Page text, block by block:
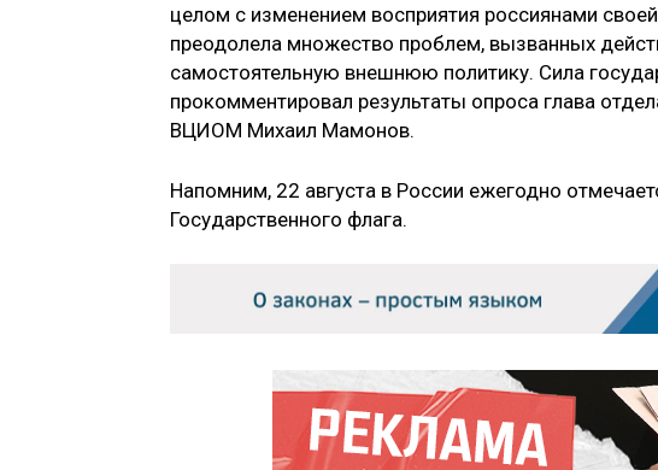
целом с изменением восприятия россиянами
преодолела множество проблем, вызванных
самостоятельную внешнюю политику. Сила
прокомментировал результаты опроса глава
ВЦИОМ Михаил Мамонов.
Напомним, 22 августа в России ежегодно
Государственного флага.